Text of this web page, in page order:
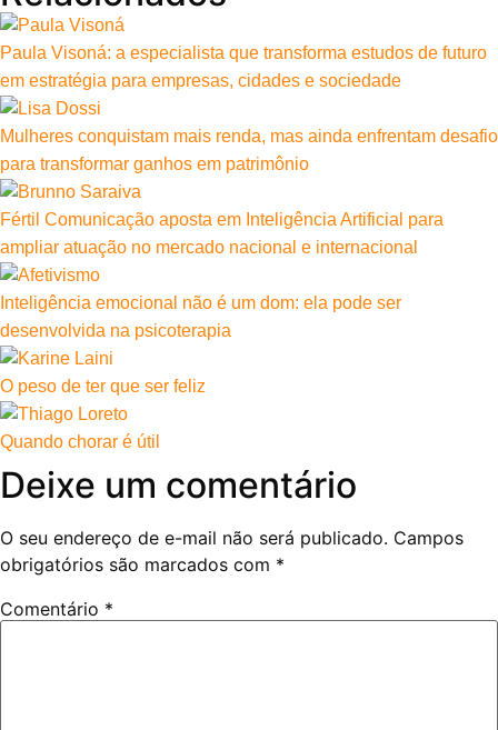
Paula Visoná: a especialista que transforma estudos de futuro
em estratégia para empresas, cidades e sociedade
Mulheres conquistam mais renda, mas ainda enfrentam desafio
para transformar ganhos em patrimônio
Fértil Comunicação aposta em Inteligência Artificial para
ampliar atuação no mercado nacional e internacional
Inteligência emocional não é um dom: ela pode ser
desenvolvida na psicoterapia
O peso de ter que ser feliz
Quando chorar é útil
Deixe um comentário
O seu endereço de e-mail não será publicado. Campos
obrigatórios são marcados com *
Comentário *